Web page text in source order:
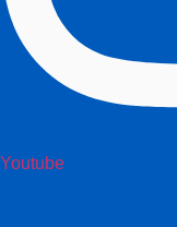
Youtube